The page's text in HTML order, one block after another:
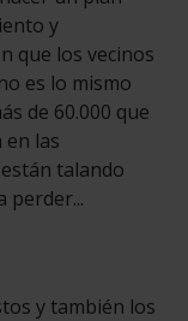
y
que los vecinos
es lo mismo
de 60.000 que
en las
talando
perder...
y también los